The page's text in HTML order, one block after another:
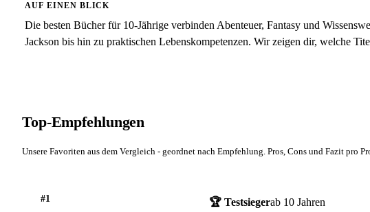
AUF EINEN BLICK
Die besten Bücher für 10-Jährige verbinden Abenteuer, Fantasy und
Jackson bis hin zu praktischen Lebenskompetenzen. Wir zeigen dir, welche
Top-Empfehlungen
Unsere Favoriten aus dem Vergleich - geordnet nach Empfehlung. Pros, Cons und Fazit pro
#1 🏆 Testsiegerab 10 Jahren